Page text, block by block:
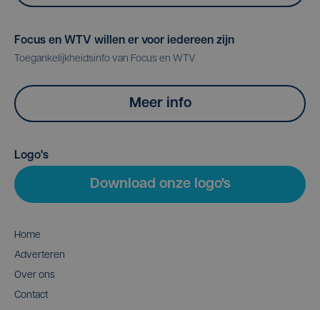
Focus en WTV willen er voor iedereen zijn
Toegankelijkheidsinfo van Focus en WTV
Meer info
Logo's
Download onze logo's
Home
Adverteren
Over ons
Contact